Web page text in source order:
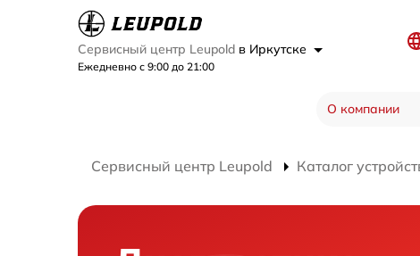
Сервисный центр Leupold в Иркутске
Ежедневно с 9:00 до 21:00
О компании
Сервисный центр Leupold Каталог